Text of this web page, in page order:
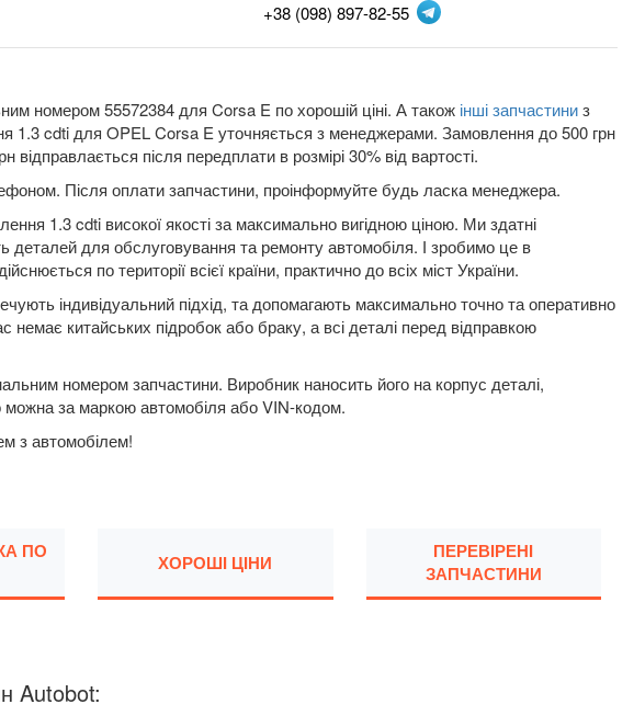
+38 (098) 897-82-55
номером 55572384 для Corsa E по хорошій ціні. А також інші запчастиниз
1.3 cdti для OPEL Corsa E уточняється з менеджерами. Замовлення до 500 грн
після передплати в розмірі 30% від вартості.
Після оплати запчастини, проінформуйте будь ласка менеджера.
1.3 cdti високої якості за максимально вигідною ціною. Ми здатні
деталей для обслуговування та ремонту автомобіля. І зробимо це в
по території всієї країни, практично до всіх міст України.
індивідуальний підхід, та допомагають максимально точно та оперативно
немає китайських підробок або браку, а всі деталі перед відправкою
номером запчастини. Виробник наносить його на корпус деталі,
можна за маркою автомобіля або VIN-кодом.
з автомобілем!
ПО
ХОРОШІ ЦІНИ
ПЕРЕВІРЕНІ
ЗАПЧАСТИНИ
Autobot: